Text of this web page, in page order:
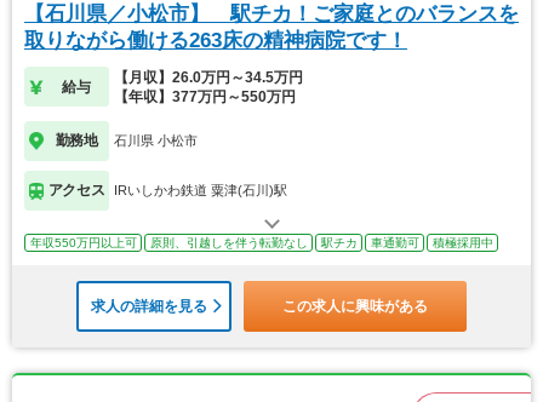
【石川県／小松市】 駅チカ！ご家庭とのバランスを
取りながら働ける263床の精神病院です！
給与
【月収】26.0万円～34.5万円
【年収】377万円～550万円
勤務地 石川県 小松市
アクセス IRいしかわ鉄道 粟津(石川)駅
年収550万円以上可 原則、引越しを伴う転勤なし 駅チカ 車通勤可 積極採用中
求人の詳細を見る この求人に興味がある